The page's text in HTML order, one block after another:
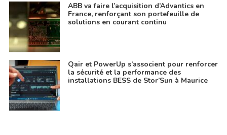
ABB va faire l’acquisition d’Advantics en
France, renforçant son portefeuille de
solutions en courant continu
Qair et PowerUp s’associent pour renforcer
la sécurité et la performance des
installations BESS de Stor’Sun à Maurice